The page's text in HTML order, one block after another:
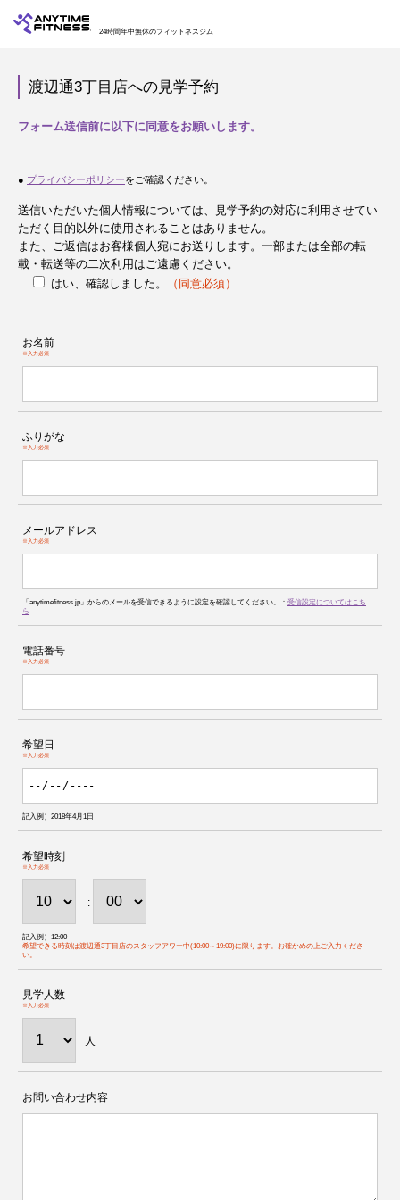
24時間年中無休のフィットネスジム
渡辺通3丁目店への見学予約
フォーム送信前に以下に同意をお願いします。
● プライバシーポリシーをご確認ください。
送信いただいた個人情報については、見学予約の対応に利用させてい
ただく目的以外に使用されることはありません。
また、ご返信はお客様個人宛にお送りします。一部または全部の転
載・転送等の二次利用はご遠慮ください。
はい、確認しました。
（同意必須）
お名前
※入力必須
ふりがな
※入力必須
メールアドレス
※入力必須
「anytimefitness.jp」からのメールを受信できるように設定を確認してください。： 受信設定についてはこち
ら
電話番号
※入力必須
希望日
※入力必須
記入例）2018年4月1日
希望時刻
※入力必須
:
記入例）12:00
希望できる時刻は渡辺通3丁目店のスタッフアワー中(10:00～19:00)に限ります。お確かめの上ご入力くださ
い。
見学人数
※入力必須
人
お問い合わせ内容